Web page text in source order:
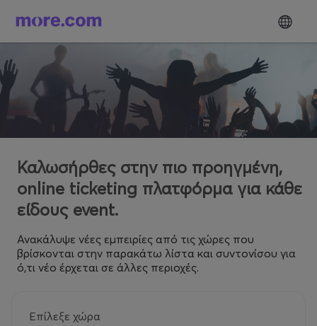
Καλωσήρθες στην πιο προηγμένη,
online ticketing πλατφόρμα για κάθε
είδους event.
Ανακάλυψε νέες εμπειρίες από τις χώρες που
βρίσκονται στην παρακάτω λίστα και συντονίσου για
ό,τι νέο έρχεται σε άλλες περιοχές.
Επίλεξε χώρα